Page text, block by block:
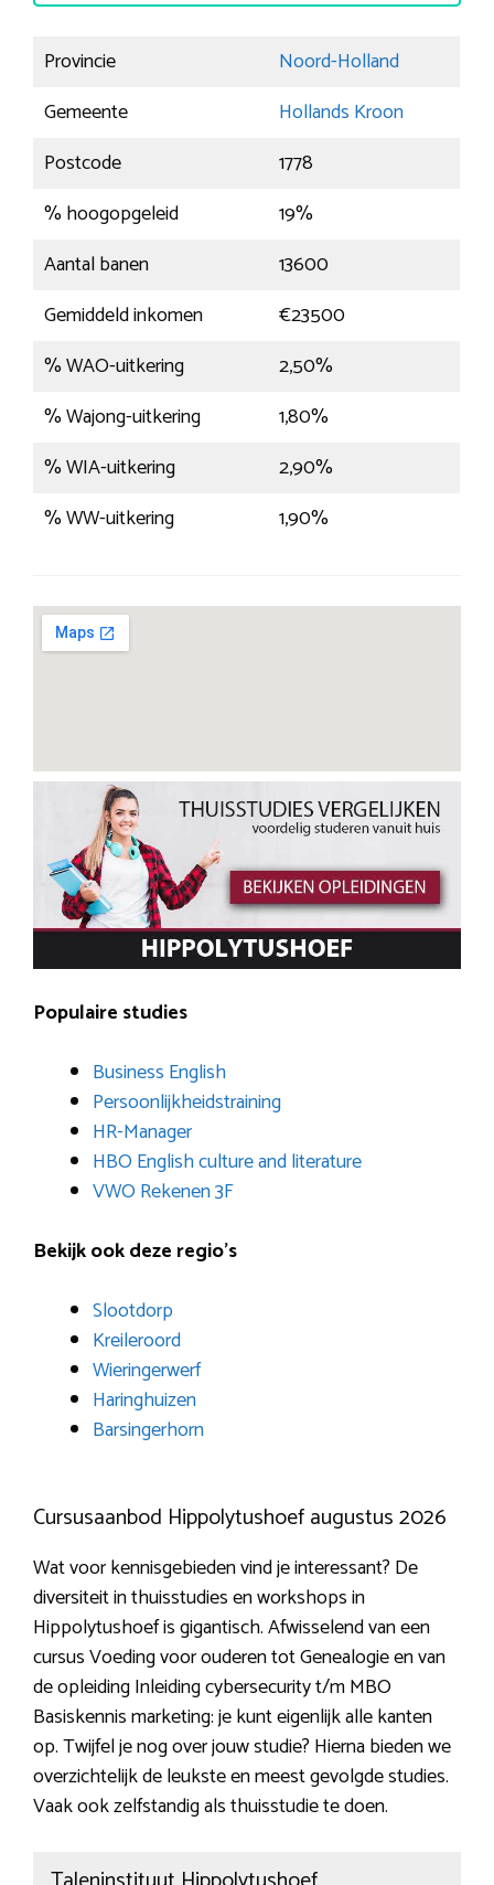
Provincie
Noord-Holland
Gemeente
Hollands Kroon
Postcode
1778
% hoogopgeleid
19%
Aantal banen
13600
Gemiddeld inkomen
€23500
% WAO-uitkering
2,50%
% Wajong-uitkering
1,80%
% WIA-uitkering
2,90%
% WW-uitkering
1,90%
Populaire studies
Business English
Persoonlijkheidstraining
HR-Manager
HBO English culture and literature
VWO Rekenen 3F
Bekijk ook deze regio’s
Slootdorp
Kreileroord
Wieringerwerf
Haringhuizen
Barsingerhorn
Cursusaanbod Hippolytushoef augustus 2026
Wat voor kennisgebieden vind je interessant? De
diversiteit in thuisstudies en workshops in
Hippolytushoef is gigantisch. Afwisselend van een
cursus Voeding voor ouderen tot Genealogie en van
de opleiding Inleiding cybersecurity t/m MBO
Basiskennis marketing: je kunt eigenlijk alle kanten
op. Twijfel je nog over jouw studie? Hierna bieden we
overzichtelijk de leukste en meest gevolgde studies.
Vaak ook zelfstandig als thuisstudie te doen.